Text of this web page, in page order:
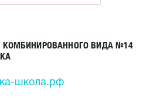
КОМБИНИРОВАННОГО ВИДА №14
школа.рф